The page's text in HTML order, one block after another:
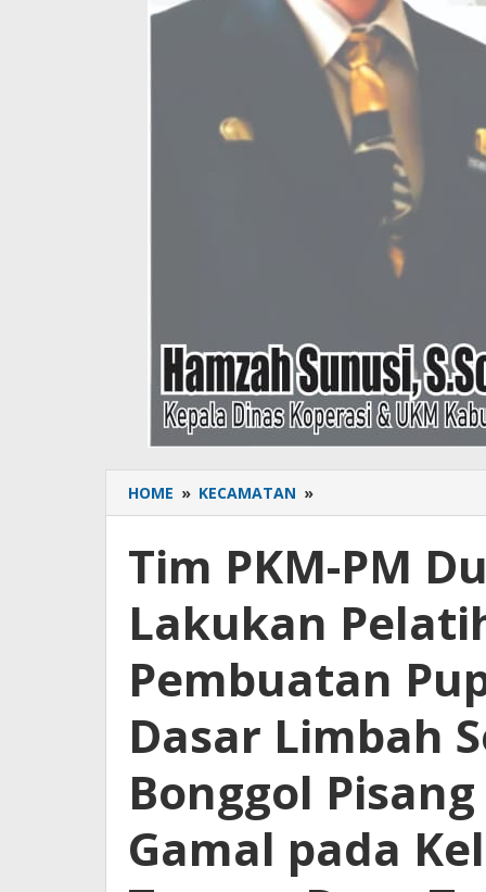
HOME » KECAMATAN »
PKM-
Bio
UNIM
Bone
Pelatihan
Mengenai
Pembuatan
Pupuk
Bahan
Dasar
Limbah
Sekam
Tim PKM-PM
Lakukan
Pembuatan
Dasar Limbah
Bonggol
Gamal pada